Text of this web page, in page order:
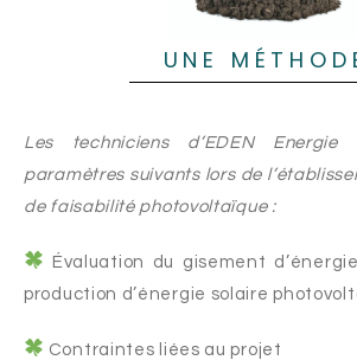
UNE
Les techniciens d’EDEN
paramètres suivants lors de
de faisabilité photovoltaïque :
Évaluation du gisement
production d’énergie solaire
Contraintes liées au projet